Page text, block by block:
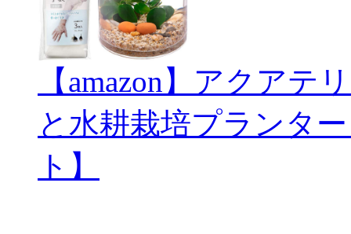
【amazon】アクアテ
と水耕栽培プランタ
ト】